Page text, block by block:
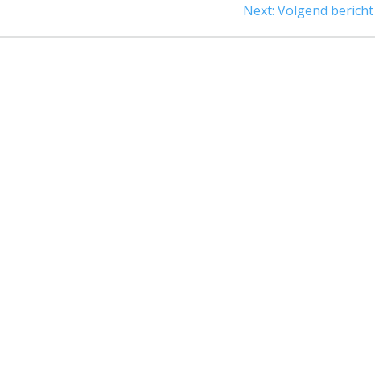
Next: Next
Volgend bericht